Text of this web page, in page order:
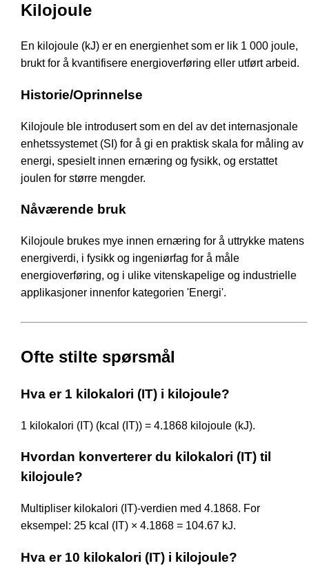
Kilojoule
En kilojoule (kJ) er en energienhet som er lik 1 000 joule,
brukt for å kvantifisere energioverføring eller utført arbeid.
Historie/Oprinnelse
Kilojoule ble introdusert som en del av det internasjonale
enhetssystemet (SI) for å gi en praktisk skala for måling av
energi, spesielt innen ernæring og fysikk, og erstattet
joulen for større mengder.
Nåværende bruk
Kilojoule brukes mye innen ernæring for å uttrykke matens
energiverdi, i fysikk og ingeniørfag for å måle
energioverføring, og i ulike vitenskapelige og industrielle
applikasjoner innenfor kategorien 'Energi'.
Ofte stilte spørsmål
Hva er 1 kilokalori (IT) i kilojoule?
1 kilokalori (IT) (kcal (IT)) = 4.1868 kilojoule (kJ).
Hvordan konverterer du kilokalori (IT) til
kilojoule?
Multipliser kilokalori (IT)-verdien med 4.1868. For
eksempel: 25 kcal (IT) × 4.1868 = 104.67 kJ.
Hva er 10 kilokalori (IT) i kilojoule?